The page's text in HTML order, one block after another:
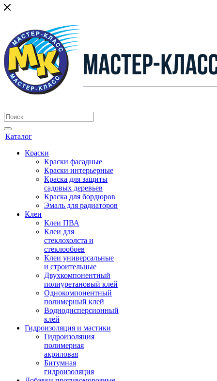
Каталог
Краски
Краски фасадные
Краски интерьерные
Краска для защиты
садовых деревьев
⁠Краска для бордюров
Эмаль для радиаторов
Клеи
Клеи ПВА
Клеи для
стеклохолста и
стеклообоев
Клеи универсальные
и строительные
Двухкомпонентный
полиуретановый клей
Однокомпонентный
полимерный клей
Воднодисперсионный
клей
Гидроизоляция и мастики
Гидроизоляция
полимерная
акриловая
Битумная
гидроизоляция